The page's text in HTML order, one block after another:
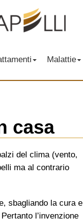
Malattie
casa
del clima (vento,
ma al contrario
sbagliando la cura e
l’invenzione